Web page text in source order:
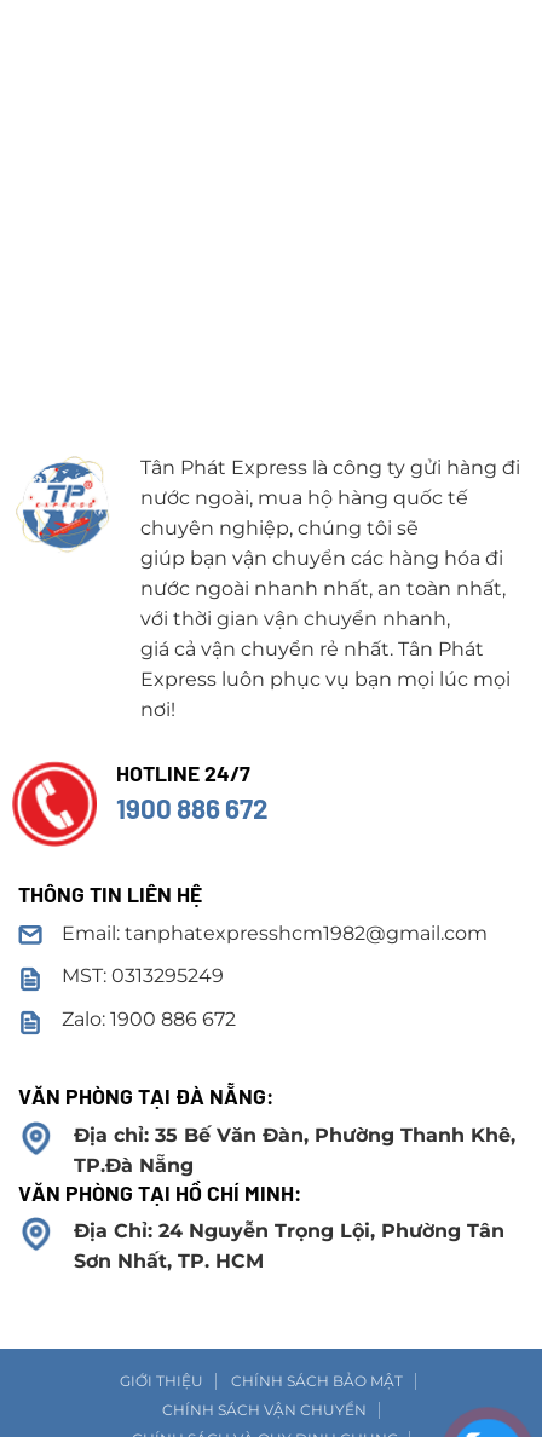
Tân Phát Express là công ty gửi hàng đi
nước ngoài, mua hộ hàng quốc tế
chuyên nghiệp, chúng tôi sẽ
giúp bạn vận chuyển các hàng hóa đi
nước ngoài nhanh nhất, an toàn nhất,
với thời gian vận chuyển nhanh,
giá cả vận chuyển rẻ nhất. Tân Phát
Express luôn phục vụ bạn mọi lúc mọi
nơi!
HOTLINE 24/7
1900 886 672
THÔNG TIN LIÊN HỆ
Email: tanphatexpresshcm1982@gmail.com
MST: 0313295249
Zalo: 1900 886 672
VĂN PHÒNG TẠI ĐÀ NẴNG:
Địa chỉ: 35 Bế Văn Đàn, Phường Thanh Khê,
TP.Đà Nẵng
VĂN PHÒNG TẠI HỒ CHÍ MINH:
Địa Chỉ: 24 Nguyễn Trọng Lội, Phường Tân
Sơn Nhất, TP. HCM
GIỚI THIỆU
CHÍNH SÁCH BẢO MẬT
CHÍNH SÁCH VẬN CHUYỂN